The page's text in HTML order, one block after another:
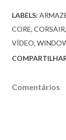
LABELS:
CORE CORSAIR
VÍDEO
Comentários